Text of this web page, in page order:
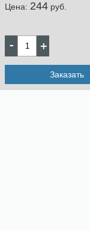
Цена: 244 pуб.
Заказать